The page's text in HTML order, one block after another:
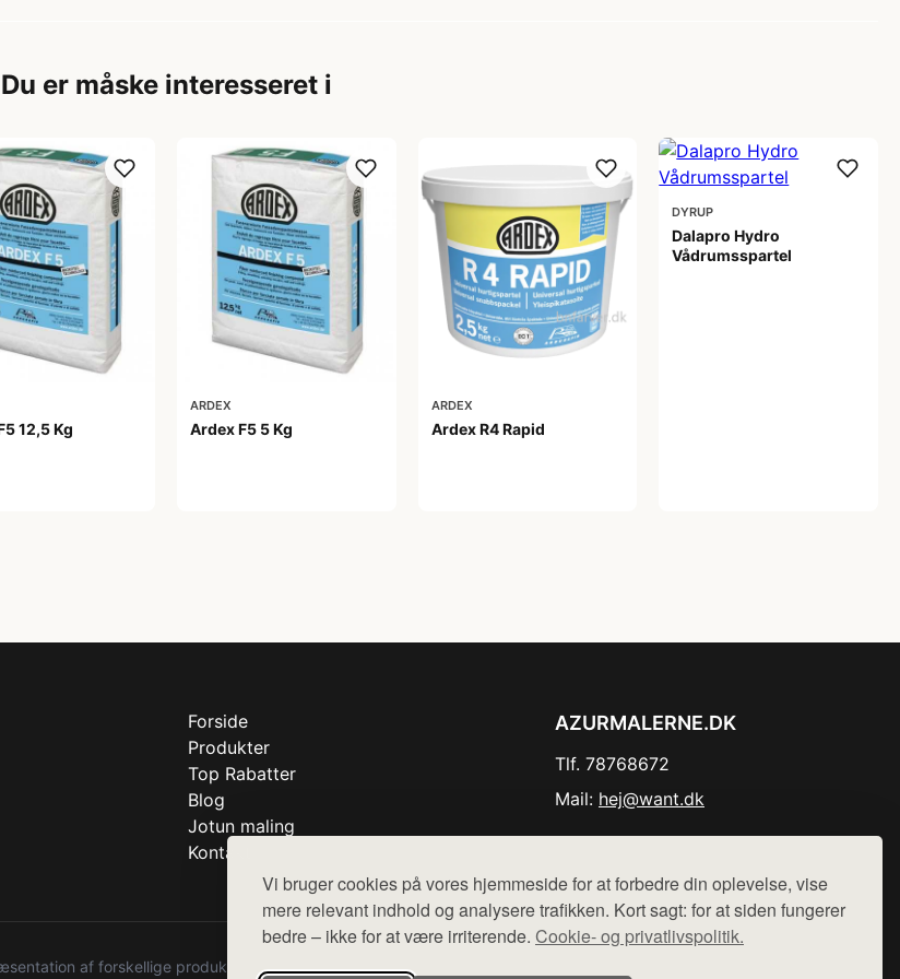
Vi bruger cookies på vores hjemmeside for at forbedre din oplevelse, vise
mere relevant indhold og analysere trafikken. Kort sagt: for at siden fungerer
bedre – ikke for at være irriterende. Cookie- og privatlivspolitik.
Du er måske interesseret i
12,5 Kg
ARDEX
Ardex F5 5 Kg
ARDEX
Ardex R4 Rapid
DYRUP
Dalapro Hydro
Vådrumsspartel
Forside
Produkter
Top Rabatter
Blog
Jotun maling
Kontakt
AZURMALERNE.DK
Tlf. 78768672
Mail: hej@want.dk
af forskellige produkter fra diverse webshops. Der sælges ikke varer fra denne side - vi henviser til de shops,